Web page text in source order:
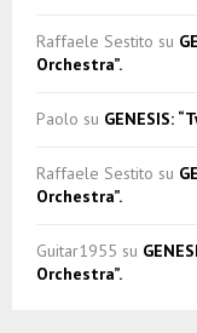
Raffaele Sestito su
Orchestra”.
Paolo su GENESIS:
Raffaele Sestito su
Orchestra”.
Guitar1955 su
Orchestra”.